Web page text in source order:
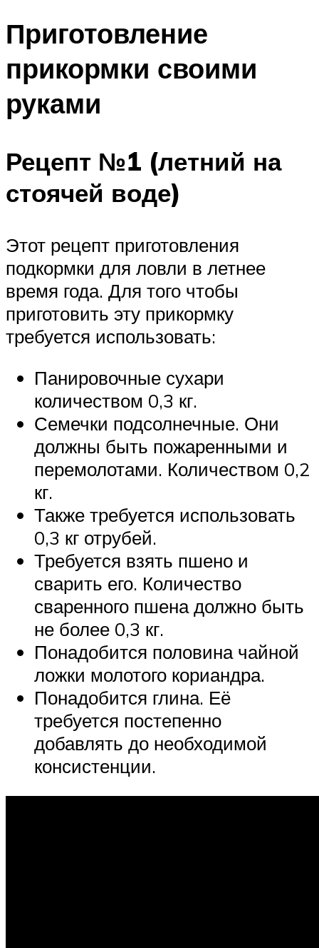
Приготовление
прикормки своими
руками
Рецепт №1 (летний на
стоячей воде)
Этот рецепт приготовления
подкормки для ловли в летнее
время года. Для того чтобы
приготовить эту прикормку
требуется использовать:
Панировочные сухари
количеством 0,3 кг.
Семечки подсолнечные. Они
должны быть пожаренными и
перемолотами. Количеством 0,2
кг.
Также требуется использовать
0,3 кг отрубей.
Требуется взять пшено и
сварить его. Количество
сваренного пшена должно быть
не более 0,3 кг.
Понадобится половина чайной
ложки молотого кориандра.
Понадобится глина. Её
требуется постепенно
добавлять до необходимой
консистенции.